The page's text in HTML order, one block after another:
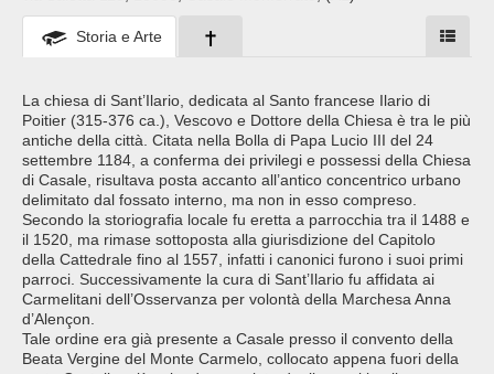
Storia e Arte
La chiesa di Sant’Ilario, dedicata al Santo francese Ilario di
Poitier (315-376 ca.), Vescovo e Dottore della Chiesa è tra le più
antiche della città. Citata nella Bolla di Papa Lucio III del 24
settembre 1184, a conferma dei privilegi e possessi della Chiesa
di Casale, risultava posta accanto all’antico concentrico urbano
delimitato dal fossato interno, ma non in esso compreso.
Secondo la storiografia locale fu eretta a parrocchia tra il 1488 e
il 1520, ma rimase sottoposta alla giurisdizione del Capitolo
della Cattedrale fino al 1557, infatti i canonici furono i suoi primi
parroci. Successivamente la cura di Sant’Ilario fu affidata ai
Carmelitani dell’Osservanza per volontà della Marchesa Anna
d’Alençon.
Tale ordine era già presente a Casale presso il convento della
Beata Vergine del Monte Carmelo, collocato appena fuori della